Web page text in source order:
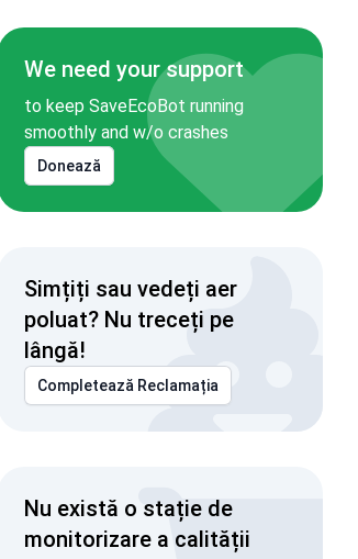
We need your support
to keep SaveEcoBot running
smoothly and w/o crashes
Donează
Simțiți sau vedeți aer
poluat? Nu treceți pe
lângă!
Completează Reclamația
Nu există o stație de
monitorizare a calității